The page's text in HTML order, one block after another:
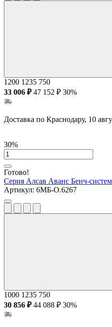
1200 1235 750
33 006 ₽ 47 152 ₽ 30%
Доставка по Краснодару, 10
30%
Готово!
Серия Алсав Аванс Бенч-
Артикул: 6МБ-О.6267
1000 1235 750
30 856 ₽ 44 088 ₽ 30%